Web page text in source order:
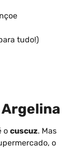
tudo!)
Argelina
o cuscuz. Mas
o